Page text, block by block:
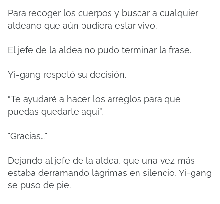
Para recoger los cuerpos y buscar a cualquier
aldeano que aún pudiera estar vivo.
El jefe de la aldea no pudo terminar la frase.
Yi-gang respetó su decisión.
“Te ayudaré a hacer los arreglos para que
puedas quedarte aquí”.
"Gracias…"
Dejando al jefe de la aldea, que una vez más
estaba derramando lágrimas en silencio, Yi-gang
se puso de pie.